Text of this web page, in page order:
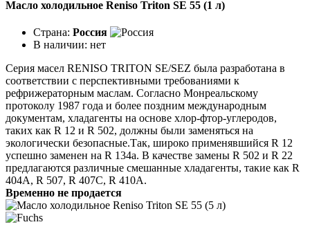
Масло холодильное Reniso Triton SE 55 (1 л)
Страна: Россия
В наличии: нет
Серия масел RENISO TRITON SE/SEZ была разработана в
соответствии с перспективными требованиями к
рефрижераторным маслам. Согласно Монреальскому
протоколу 1987 года и более поздним международным
документам, хладагенты на основе хлор-фтор-углеродов,
таких как R 12 и R 502, должны были заменяться на
экологически безопасные.Так, широко применявшийся R 12
успешно заменен на R 134a. В качестве замены R 502 и R 22
предлагаются различные смешанные хладагенты, такие как R
404A, R 507, R 407C, R 410A.
Временно не продается